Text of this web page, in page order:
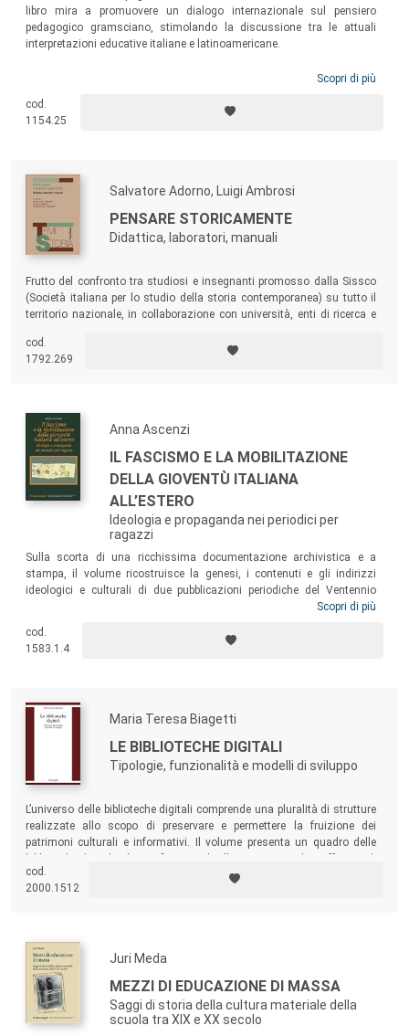
libro mira a promuovere un dialogo internazionale sul pensiero
pedagogico gramsciano, stimolando la discussione tra le attuali
interpretazioni educative italiane e latinoamericane.
Scopri di più
cod.
1154.25
Salvatore Adorno, Luigi Ambrosi
PENSARE STORICAMENTE
Didattica, laboratori, manuali
Frutto del confronto tra studiosi e insegnanti promosso dalla Sissco
(Società italiana per lo studio della storia contemporanea) su tutto il
territorio nazionale, in collaborazione con università, enti di ricerca e
della storia attraverso una riflessione a più voci che assegna un valore
strategico alla disciplina nel processo educativo scolastico.
cod.
1792.269
Anna Ascenzi
IL FASCISMO E LA MOBILITAZIONE
DELLA GIOVENTÙ ITALIANA
ALL’ESTERO
Ideologia e propaganda nei periodici per
ragazzi
Sulla scorta di una ricchissima documentazione archivistica e a
stampa, il volume ricostruisce la genesi, i contenuti e gli indirizzi
ideologici e culturali di due pubblicazioni periodiche del Ventennio
destinate alla gioventù italiana all’estero – «Aquilotti d’Italia. Rivista
gioventù italiana all’estero» (1931-1943) –, fornendo un’originale
chiave di lettura in merito alla strategia politica esercitata dal regime
Scopri di più
cod.
1583.1.4
Maria Teresa Biagetti
LE BIBLIOTECHE DIGITALI
Tipologie, funzionalità e modelli di sviluppo
L’universo delle biblioteche digitali comprende una pluralità di strutture
realizzate allo scopo di preservare e permettere la fruizione dei
patrimoni culturali e informativi. Il volume presenta un quadro delle
sviluppi che quelle di ultima generazione stanno attualmente
manifestando.
cod.
2000.1512
Juri Meda
MEZZI DI EDUCAZIONE DI MASSA
Saggi di storia della cultura materiale della
scuola tra XIX e XX secolo